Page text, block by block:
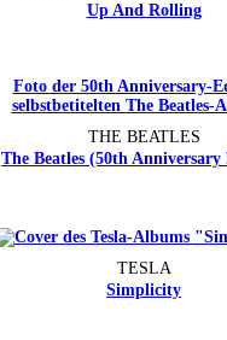
Up And Rolling
THE BEATLES
The Beatles (50th
TESLA
Simplicity